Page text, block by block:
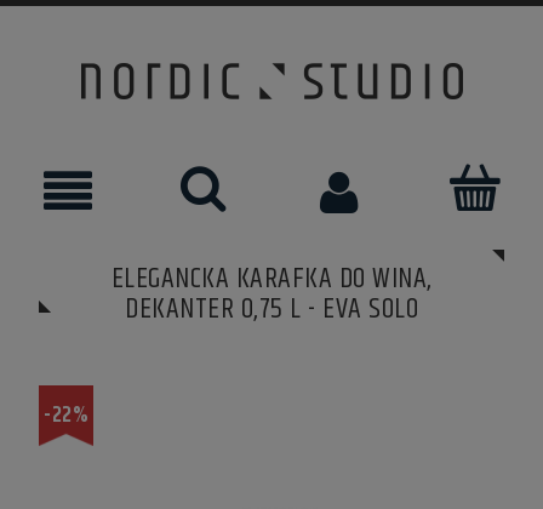
ELEGANCKA KARAFKA DO WINA,
DEKANTER 0,75 L - EVA SOLO
-22%